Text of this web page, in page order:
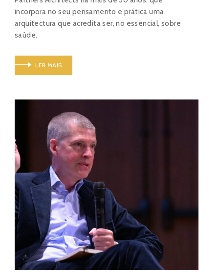
incorpora no seu pensamento e prática uma
arquitectura que acredita ser, no essencial, sobre
saúde.
LER MAIS